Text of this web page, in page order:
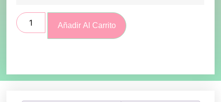
Añadir Al Carrito